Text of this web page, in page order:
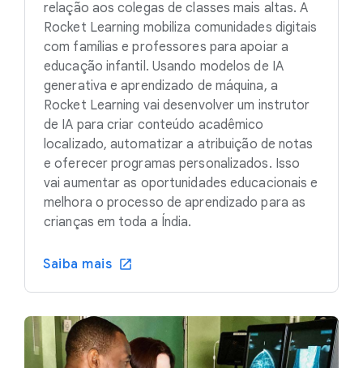
relação aos colegas de classes mais altas. A
Rocket Learning mobiliza comunidades digitais
com famílias e professores para apoiar a
educação infantil. Usando modelos de IA
generativa e aprendizado de máquina, a
Rocket Learning vai desenvolver um instrutor
de IA para criar conteúdo acadêmico
localizado, automatizar a atribuição de notas
e oferecer programas personalizados. Isso
vai aumentar as oportunidades educacionais e
melhora o processo de aprendizado para as
crianças em toda a Índia.
Saiba mais